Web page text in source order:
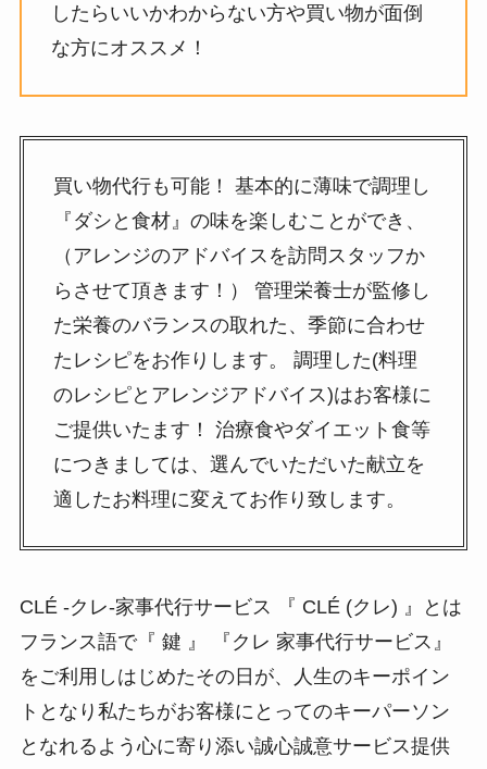
したらいいかわからない方や買い物が面倒
な方にオススメ！
買い物代行も可能！ 基本的に薄味で調理し
『ダシと食材』の味を楽しむことができ、
（アレンジのアドバイスを訪問スタッフか
らさせて頂きます！） 管理栄養士が監修し
た栄養のバランスの取れた、季節に合わせ
たレシピをお作りします。 調理した(料理
のレシピとアレンジアドバイス)はお客様に
ご提供いたます！ 治療食やダイエット食等
につきましては、選んでいただいた献立を
適したお料理に変えてお作り致します。
CLÉ -クレ-家事代行サービス 『 CLÉ (クレ) 』とは
フランス語で『 鍵 』 『クレ 家事代行サービス』
をご利用しはじめたその日が、人生のキーポイン
トとなり私たちがお客様にとってのキーパーソン
となれるよう心に寄り添い誠心誠意サービス提供